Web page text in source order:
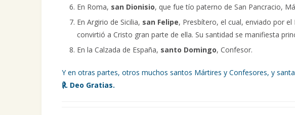
En Roma, san Dionisio, que fue tío paterno de San Pancracio,
En Argirio de Sicilia, san Felipe, Presbítero, el cual, enviado por
convirtió a Cristo gran parte de ella. Su santidad se manifiesta
En la Calzada de España, santo Domingo, Confesor.
Y en otras partes, otros muchos santos Mártires y Confesores, y
℟. Deo Gratias.